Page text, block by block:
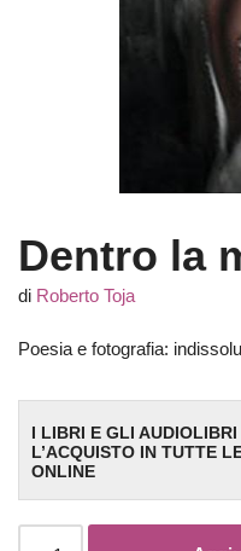
Dentro la
di Roberto Toja
Poesia e fotografia:
I LIBRI E GLI
L’ACQUISTO IN TUTTE
ONLINE